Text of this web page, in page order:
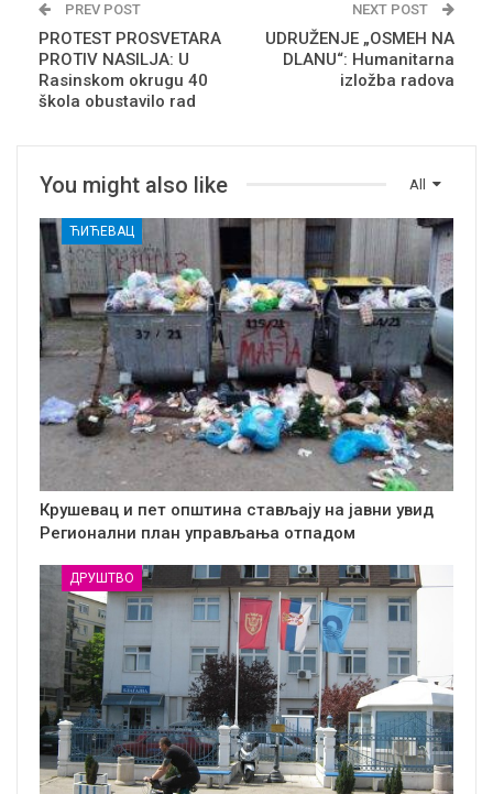
PREV POST
PROTEST PROSVETARA
PROTIV NASILJA: U
Rasinskom okrugu 40
škola obustavilo rad
NEXT POST
UDRUŽENJE „OSMEH NA
DLANU“: Humanitarna
izložba radova
All
You might also like
ЋИЋЕВАЦ
Крушевац и пет општина стављају на јавни увид
Регионални план управљања отпадом
ДРУШТВО